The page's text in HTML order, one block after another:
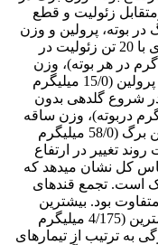
زئولیت و قطع
در بوته، پرولین و وزن
ساقه معنی‌دار بود. تیمار عدم قطع آبیاری با 20 تن زئولیت در
هکتار بیشترین عملکرد بیولوژیک (51/14 گرم در هر بوته)، وزن
ساقه (53/3 گرم دربوته) و حداقل میزان پرولین (15/0 میلی­گرم
شروع گلدهی بدون
کمترین عملکرد بیولوژیک (15/2 گرم دربوته)، وزن ساقه
(56/0 گرم دربوته) و حداکثر میزان پرولین برگ (58/0 میلی­گرم
تغییر در ارتفاع
کل نشان می­دهد که
است. تجمع قندهای
بود. بیشترین
(8/267 میلی­گرم درگرم ماده خشک) و کم­ترین (4/175 میلی­گرم
به ­ترتیب از تیمارهای